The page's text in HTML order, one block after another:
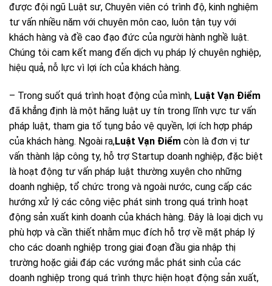
được đội ngũ Luật sư, Chuyên viên có trình độ, kinh nghiệm
tư vấn nhiều năm với chuyên môn cao, luôn tận tụy với
khách hàng và đề cao đạo đức của người hành nghề luật.
Chúng tôi cam kết mang đến dịch vụ pháp lý chuyên nghiệp,
hiệu quả, nỗ lực vì lợi ích của khách hàng.
– Trong suốt quá trình hoạt động của mình, Luật Vạn Điểm
đã khẳng định là một hãng luật uy tín trong lĩnh vực tư vấn
pháp luật, tham gia tố tụng bảo vệ quyền, lợi ích hợp pháp
của khách hàng. Ngoài ra,Luật Vạn Điểm còn là đơn vị tư
vấn thành lập công ty, hỗ trợ Startup doanh nghiệp, đặc biệt
là hoạt động tư vấn pháp luật thường xuyên cho những
doanh nghiệp, tổ chức trong và ngoài nước, cung cấp các
hướng xử lý các công việc phát sinh trong quá trình hoạt
động sản xuất kinh doanh của khách hàng. Đây là loại dịch vụ
phù hợp và cần thiết nhằm mục đích hỗ trợ về mặt pháp lý
cho các doanh nghiệp trong giai đoạn đầu gia nhập thị
trường hoặc giải đáp các vướng mắc phát sinh của các
doanh nghiệp trong quá trình thực hiện hoạt động sản xuất,